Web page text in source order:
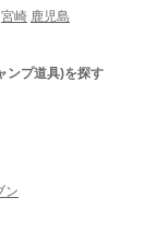
宮崎 鹿児島
ンプ道具)を探す
ン